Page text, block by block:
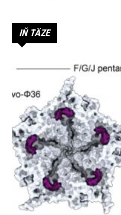
IŇ TÄZE